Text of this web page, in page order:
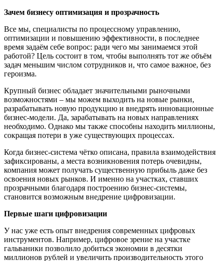
Зачем бизнесу оптимизация и прозрачность
Все мы, специалисты по процессному управлению,
оптимизации и повышению эффективности, в последнее
время задаём себе вопрос: ради чего мы занимаемся этой
работой? Цель состоит в том, чтобы выполнять тот же объём
задач меньшим числом сотрудников и, что самое важное, без
героизма.
Крупный бизнес обладает значительными рыночными
возможностями – мы можем выходить на новые рынки,
разрабатывать новую продукцию и внедрять инновационные
бизнес-модели. Да, зарабатывать на новых направлениях
необходимо. Однако мы также способны находить миллионы,
сокращая потери в уже существующих процессах.
Когда бизнес-система чётко описана, правила взаимодействия
зафиксированы, а места возникновения потерь очевидны,
компания может получать существенную прибыль даже без
освоения новых рынков. И именно на участках, ставших
прозрачными благодаря построению бизнес-системы,
становится возможным внедрение цифровизации.
Первые шаги цифровизации
У нас уже есть опыт внедрения современных цифровых
инструментов. Например, цифровое зрение на участке
гальваники позволило добиться экономии в десятки
миллионов рублей и увеличить производительность этого